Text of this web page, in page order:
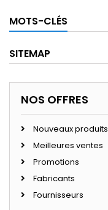
MOTS-CLÉS
SITEMAP
NOS OFFRES
Nouveaux produits
Meilleures ventes
Promotions
Fabricants
Fournisseurs